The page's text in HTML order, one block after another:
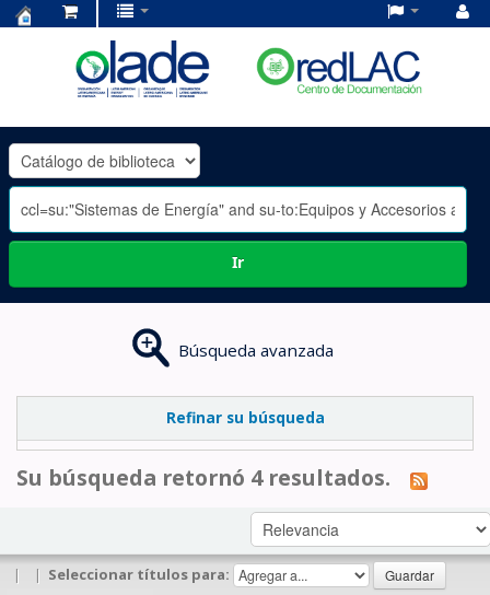
OLADE
-
Ir
Búsqueda avanzada
Refinar su búsqueda
Su búsqueda retornó 4 resultados.
| | Seleccionar títulos para: